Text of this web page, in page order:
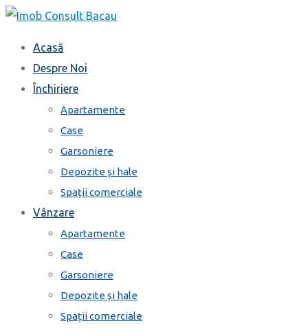
Treci
conținut
Acasă
Despre Noi
Închiriere
Apartamente
Case
Garsoniere
Depozite și hale
Spații comerciale
Vânzare
Apartamente
Case
Garsoniere
Depozite și hale
Spații comerciale